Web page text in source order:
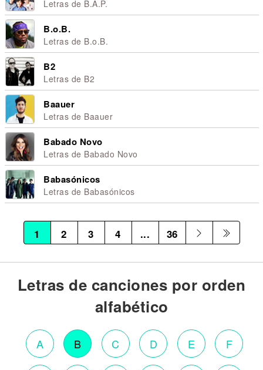
Letras de B.A.P.
B.o.B.
Letras de B.o.B.
B2
Letras de B2
Baauer
Letras de Baauer
Babado Novo
Letras de Babado Novo
Babasónicos
Letras de Babasónicos
1 2 3 4 ... 36
Letras de canciones por orden
alfabético
A B C D E F